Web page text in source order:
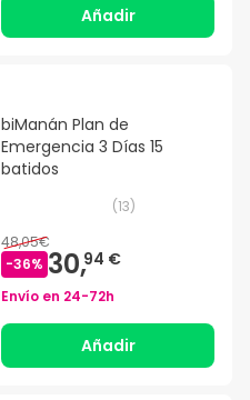
Añadir
biManán Plan de
Emergencia 3 Días 15
batidos
(13)
48,05€
-36% 30,94 €
Envío en 24-72h
Añadir